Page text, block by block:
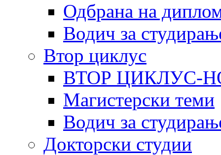
Одбрана на
Водич за
Втор циклус
ВТОР ЦИКЛУС-
Магистерски теми
Водич за
Докторски студии